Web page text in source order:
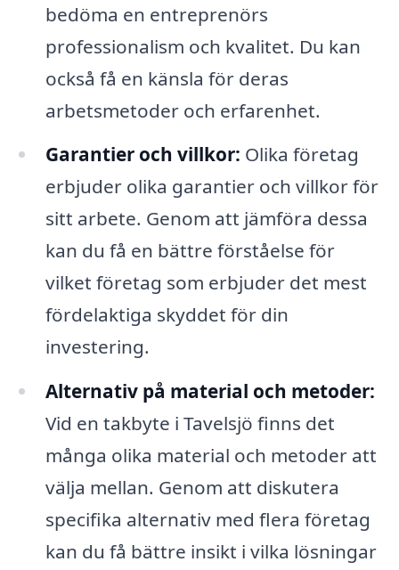
bedöma en entreprenörs
professionalism och kvalitet. Du kan
också få en känsla för deras
arbetsmetoder och erfarenhet.
Garantier och villkor: Olika företag
erbjuder olika garantier och villkor för
sitt arbete. Genom att jämföra dessa
kan du få en bättre förståelse för
vilket företag som erbjuder det mest
fördelaktiga skyddet för din
investering.
Alternativ på material och metoder:
Vid en takbyte i Tavelsjö finns det
många olika material och metoder att
välja mellan. Genom att diskutera
specifika alternativ med flera företag
kan du få bättre insikt i vilka lösningar